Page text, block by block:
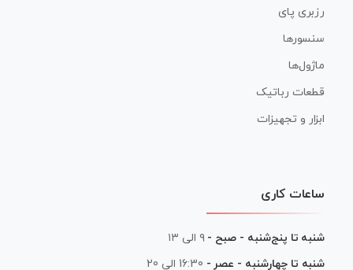
رزبری پای
سنسورها
ماژول‌ها
قطعات رباتیک
ابزار و تجهیزات
ساعات کاری
شنبه تا پنج‌شنبه - صبح - ۹ الی ۱۳
شنبه تا چهارشنبه - عصر - 16:30 الی 20